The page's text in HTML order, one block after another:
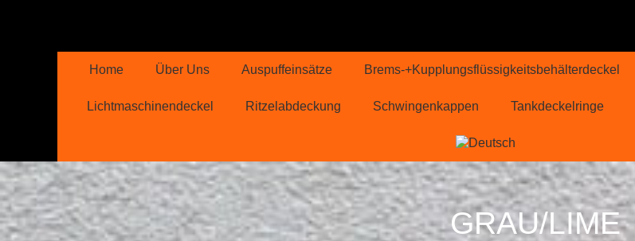
Home Über Uns Auspuffeinsätze Brems-+Kupplungsflüssigkeitsbehälterdeckel
Lichtmaschinendeckel Ritzelabdeckung Schwingenkappen Tankdeckelringe
GRAU/LIME